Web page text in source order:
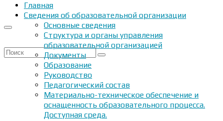
Искать:
Главная
Сведения об образовательной организации
Основные сведения
Структура и органы управления
образовательной организацией
Документы
Образование
Руководство
Педагогический состав
Материально-техническое обеспечение и
оснащенность образовательного процесса.
Доступная среда.